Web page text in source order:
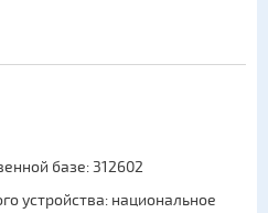
базе: 312602
устройства: национальное